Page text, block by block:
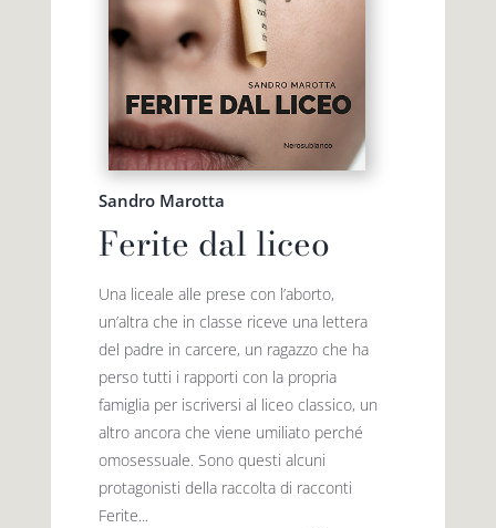
Sandro Marotta
Ferite dal liceo
Una liceale alle prese con l’aborto,
un’altra che in classe riceve una lettera
del padre in carcere, un ragazzo che ha
perso tutti i rapporti con la propria
famiglia per iscriversi al liceo classico, un
altro ancora che viene umiliato perché
omosessuale. Sono questi alcuni
protagonisti della raccolta di racconti
Ferite...